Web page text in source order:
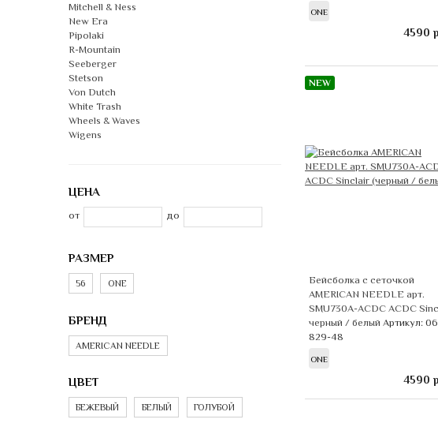
ONE
4590
NEW
Бейсболка с сеточкой
AMERICAN NEEDLE арт.
SMU730A-ACDC ACDC
черный / белый Артикул:
829-48
ONE
4590
Mitchell & Ness
New Era
Pipolaki
R-Mountain
Seeberger
Stetson
Von Dutch
White Trash
Wheels & Waves
Wigens
ЦЕНА
от до
РАЗМЕР
56 ONE
БРЕНД
AMERICAN NEEDLE
ЦВЕТ
БЕЖЕВЫЙ БЕЛЫЙ ГОЛУБОЙ